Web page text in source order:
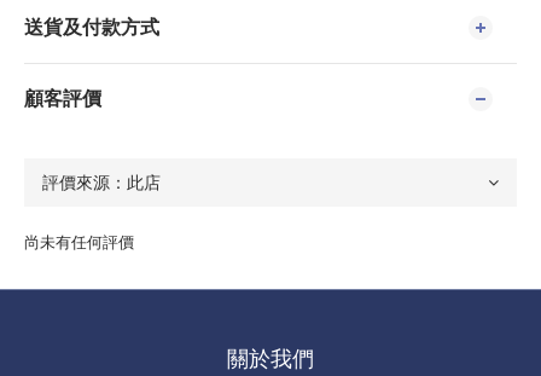
送貨及付款方式
顧客評價
尚未有任何評價
關於我們